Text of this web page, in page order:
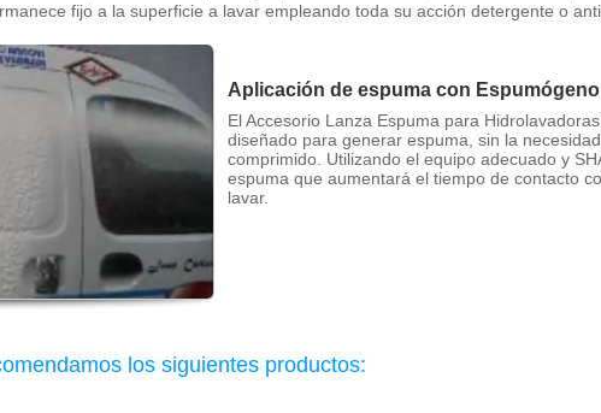
fijo a la superficie a lavar empleando toda su acción detergente o
Aplicación de espuma con
El Accesorio Lanza Espuma para
diseñado para generar espuma, sin la
comprimido. Utilizando el equipo adecuado y
espuma que aumentará el tiempo de contacto
lavar.
los siguientes productos: